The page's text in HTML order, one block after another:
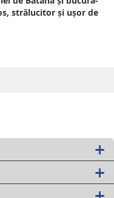
strălucitor şi uşor de